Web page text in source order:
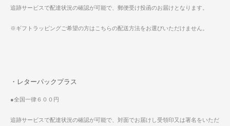
追跡サービスで配達状況の確認が可能で、郵便受け投函のお届けとなります。
※ギフトラッピングご希望の方はこちらの配送方法をお選びいただけません。
・レターパックプラス
●全国一律６００円
追跡サービスで配達状況の確認が可能で、対面でお届けし受領印又は署名をいただ